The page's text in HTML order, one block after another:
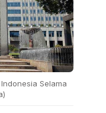
Selama